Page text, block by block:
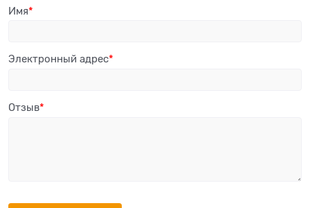
Имя
Электронный адрес
Отзыв